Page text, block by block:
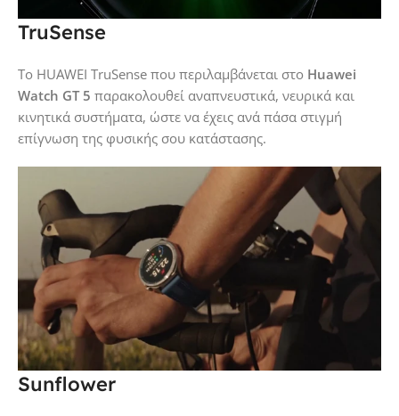
TruSense
Το HUAWEI TruSense που περιλαμβάνεται στο Huawei
Watch GT 5 παρακολουθεί αναπνευστικά, νευρικά και
κινητικά συστήματα, ώστε να έχεις ανά πάσα στιγμή
επίγνωση της φυσικής σου κατάστασης.
Sunflower